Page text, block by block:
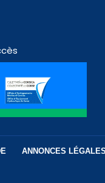
ANNONCES LÉGALES